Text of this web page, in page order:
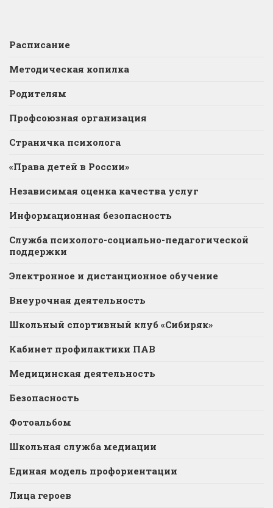
Расписание
Методическая копилка
Родителям
Профсоюзная организация
Страничка психолога
«Права детей в России»
Независимая оценка качества услуг
Информационная безопасность
Служба психолого-социально-педагогической
поддержки
Электронное и дистанционное обучение
Внеурочная деятельность
Школьный спортивный клуб «Сибиряк»
Кабинет профилактики ПАВ
Медицинская деятельность
Безопасность
Фотоальбом
Школьная служба медиации
Единая модель профориентации
Лица героев